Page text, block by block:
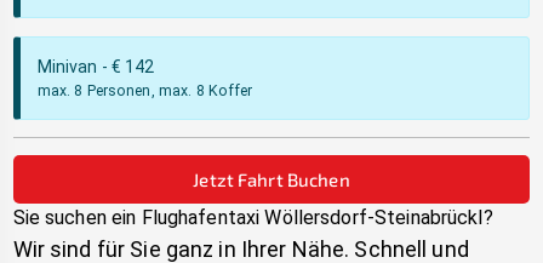
Minivan - € 142
max. 8 Personen, max. 8 Koffer
Jetzt Fahrt Buchen
Sie suchen ein Flughafentaxi Wöllersdorf-Steinabrückl?
Wir sind für Sie ganz in Ihrer Nähe. Schnell und